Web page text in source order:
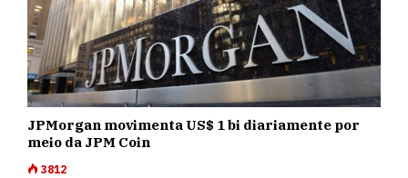
JPMorgan movimenta US$ 1 bi diariamente por
meio da JPM Coin
3812